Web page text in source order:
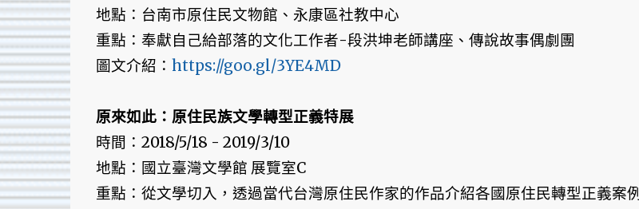
地點：台南市原住民文物館、永康區社教中心
重點：奉獻自己給部落的文化工作者-段洪坤老師講座、傳說故事偶劇團
圖文介紹： https://goo.gl/3YE4MD
原來如此：原住民族文學轉型正義特展
時間：2018/5/18 - 2019/3/10
地點：國立臺灣文學館 展覽室C
重點：從文學切入，透過當代台灣原住民作家的作品介紹各國原住民轉型正義案例